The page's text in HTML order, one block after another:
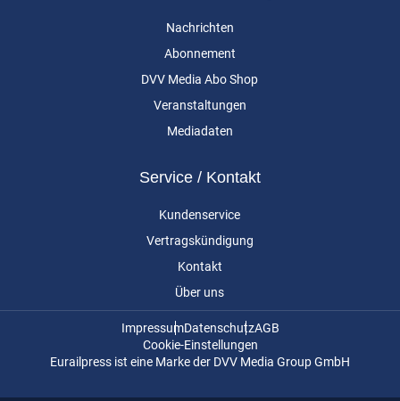
Nachrichten
Abonnement
DVV Media Abo Shop
Veranstaltungen
Mediadaten
Service / Kontakt
Kundenservice
Vertragskündigung
Kontakt
Über uns
ImpressumDatenschutzAGB
Cookie-Einstellungen
Eurailpress ist eine Marke der DVV Media Group GmbH